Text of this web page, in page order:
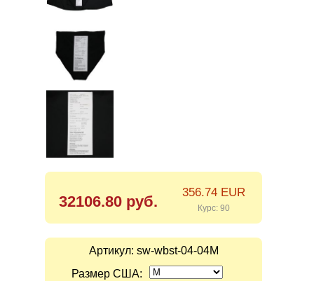
32106.80 руб.
356.74 EUR
Курс: 90
Артикул: sw-wbst-04-04M
Размер США: